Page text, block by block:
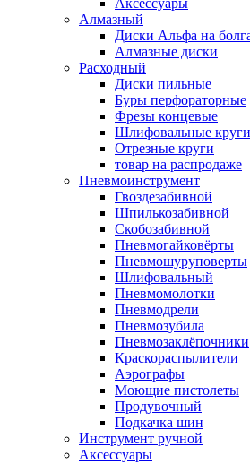
Аксессуары
Алмазный
Диски Альфа на
Алмазные диски
Расходный
Диски пильные
Буры перфораторные
Фрезы концевые
Шлифовальные круги
Отрезные круги
товар на распродаже
Пневмоинструмент
Гвоздезабивной
Шпилькозабивной
Скобозабивной
Пневмогайковёрты
Пневмошуруповерты
Шлифовальный
Пневмомолотки
Пневмодрели
Пневмозубила
Пневмозаклёпочники
Краскораспылители
Аэрографы
Моющие пистолеты
Продувочный
Подкачка шин
Инструмент ручной
Аксессуары